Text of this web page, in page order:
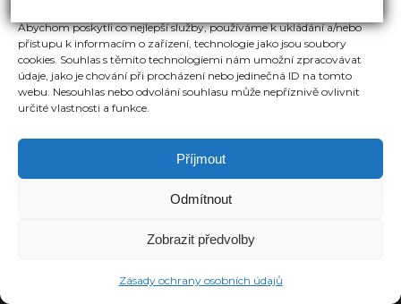
Abychom poskytli co nejlepší služby, používáme k ukládání a/nebo
přístupu k informacím o zařízení, technologie jako jsou soubory
cookies. Souhlas s těmito technologiemi nám umožní zpracovávat
údaje, jako je chování při procházení nebo jedinečná ID na tomto
webu. Nesouhlas nebo odvolání souhlasu může nepříznivě ovlivnit
určité vlastnosti a funkce.
Příjmout
Odmítnout
Zobrazit předvolby
Zásady ochrany osobních údajů